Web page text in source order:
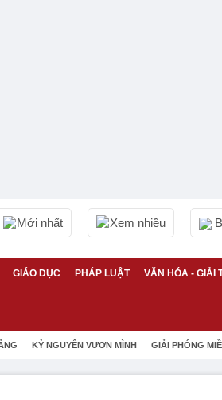
Mới nhất Xem nhiều
GIÁO DỤC PHÁP LUẬT VĂN HÓA - GIẢI
KỶ NGUYÊN VƯƠN MÌNH GIẢI PHÓNG